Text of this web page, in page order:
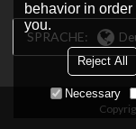
SPRACHE:
behavior in
you.
Reject All
Necessary